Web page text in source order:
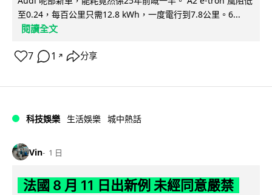
至0.24，每百公里只需12.8 kWh，一度電行到7.8公里。6...
閱讀全文
7 1 ↗ 分享
科技娛樂 生活娛樂 城中熱話
Vin 1 日
法國 8 月 11 日出新例 未經同意嚴禁